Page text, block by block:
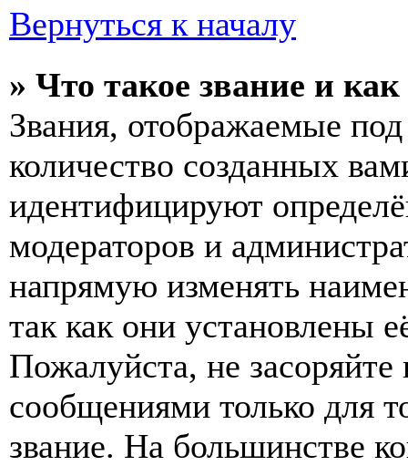
Вернуться к началу
» Что такое звание и
Звания, отображаемые
количество созданных
идентифицируют
модераторов и
напрямую изменять
так как они установлены
Пожалуйста, не
сообщениями только для
звание. На большинстве